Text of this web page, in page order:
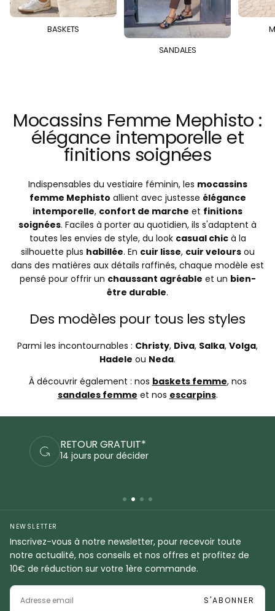
BASKETS
SANDALES
Mocassins Femme Mephisto :
élégance intemporelle et
finitions soignées
Indispensables du vestiaire féminin, les mocassins
femme Mephisto allient avec justesse élégance
intemporelle, confort de marche et finitions
soignées. Faciles à porter au quotidien, ils s'adaptent à
toutes les envies de style, du look casual chicà la
silhouette plus habillée. En cuir lisse, cuir veloursou
dans des matières aux détails raffinés, chaque modèle est
pensé pour offrir un chaussant agréable et un bien-
être durable.
Des modèles pour tous les styles
Parmi les incontournables : Christy, Diva, Salka, Volga,
Hadele ou Neda.
À découvrir également : nos baskets femme, nos
sandales femme et nos escarpins.
RETOUR GRATUIT*
14 jours pour décider
NEWSLETTER
Inscrivez-vous à notre newsletter, pour recevoir toute
notre actualité, nos conseils et nos offres et profitez de
10€ de réduction sur votre 1ère commande.
EMAIL
S'ABONNER